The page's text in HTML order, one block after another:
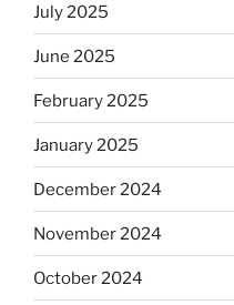
July 2025
June 2025
February 2025
January 2025
December 2024
November 2024
October 2024